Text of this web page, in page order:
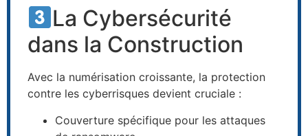
La Cybersécurité
dans la Construction
Avec la numérisation croissante, la protection
contre les cyberrisques devient cruciale :
Couverture spécifique pour les attaques